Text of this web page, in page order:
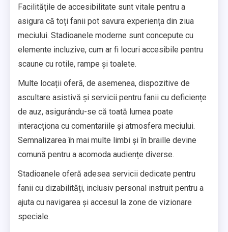
Facilitățile de accesibilitate sunt vitale pentru a
asigura că toți fanii pot savura experiența din ziua
meciului. Stadioanele moderne sunt concepute cu
elemente incluzive, cum ar fi locuri accesibile pentru
scaune cu rotile, rampe și toalete.
Multe locații oferă, de asemenea, dispozitive de
ascultare asistivă și servicii pentru fanii cu deficiențe
de auz, asigurându-se că toată lumea poate
interacționa cu comentariile și atmosfera meciului.
Semnalizarea în mai multe limbi și în braille devine
comună pentru a acomoda audiențe diverse.
Stadioanele oferă adesea servicii dedicate pentru
fanii cu dizabilități, inclusiv personal instruit pentru a
ajuta cu navigarea și accesul la zone de vizionare
speciale.